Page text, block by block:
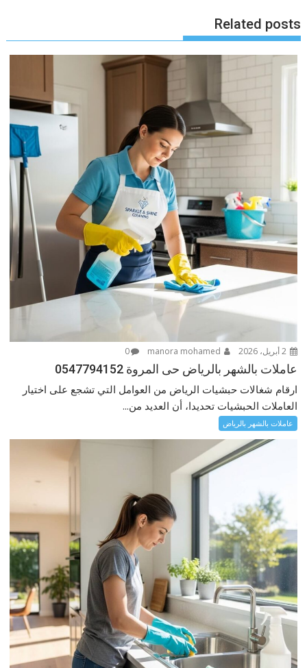
Related posts
2 أبريل، 2026 0
عاملات بالشهر بالرياض حى المروة 0547794152
ارقام شغالات حبشيات الرياض من العوامل التي تشجع على اختيار
العاملات الحبشيات تحديدا، أن العديد من...
عاملات بالشهر بالرياض